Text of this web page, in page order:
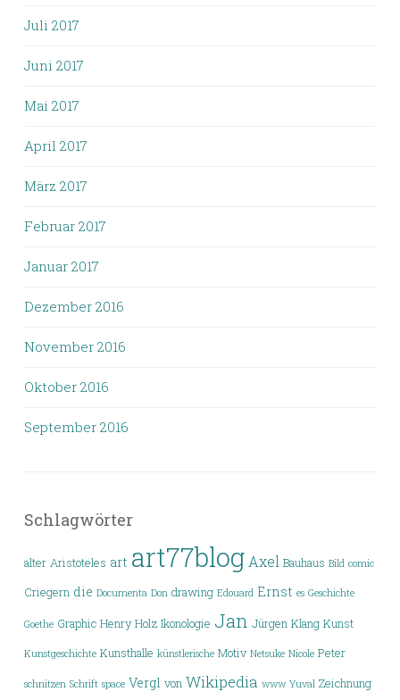
Juli 2017
Juni 2017
Mai 2017
April 2017
März 2017
Februar 2017
Januar 2017
Dezember 2016
November 2016
Oktober 2016
September 2016
Schlagwörter
alter Aristoteles art art77blog Axel Bauhaus Bild comic
Criegern die Documenta Don drawing Edouard Ernst es Geschichte
Goethe Graphic Henry Holz Ikonologie Jan Jürgen Klang Kunst
Kunstgeschichte Kunsthalle künstlerische Motiv Netsuke Nicole Peter
schnitzen Schrift space Vergl von Wikipedia www Yuval Zeichnung